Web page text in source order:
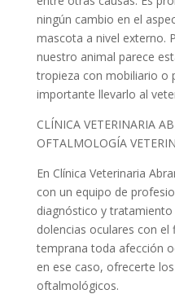
ningún cambio en el
mascota a nivel externo.
nuestro animal parece
tropieza con mobiliario o
importante llevarlo al
CLÍNICA VETERINARIA
OFTALMOLOGÍA
En Clínica Veterinaria
con un equipo de
diagnóstico y
dolencias oculares con
temprana toda afección
en ese caso, ofrecerte
oftalmológicos.